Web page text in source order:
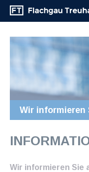
Wir informieren
Wir informieren Sie